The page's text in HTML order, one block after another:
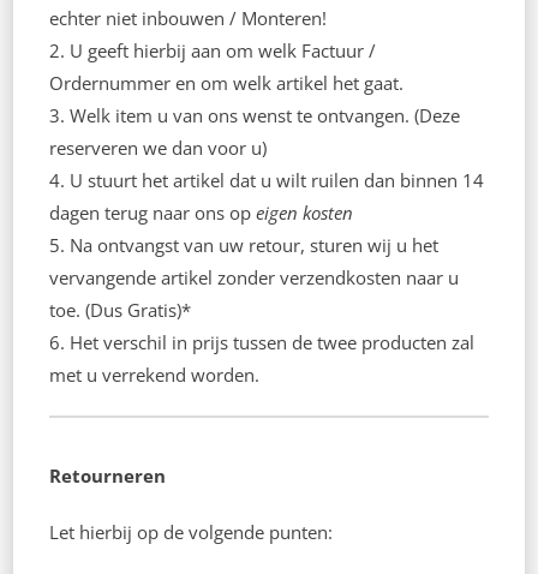
echter niet inbouwen / Monteren!
2. U geeft hierbij aan om welk Factuur /
Ordernummer en om welk artikel het gaat.
3. Welk item u van ons wenst te ontvangen. (Deze
reserveren we dan voor u)
4. U stuurt het artikel dat u wilt ruilen dan binnen 14
dagen terug naar ons op eigen kosten
5. Na ontvangst van uw retour, sturen wij u het
vervangende artikel zonder verzendkosten naar u
toe. (Dus Gratis)*
6. Het verschil in prijs tussen de twee producten zal
met u verrekend worden.
Retourneren
Let hierbij op de volgende punten: